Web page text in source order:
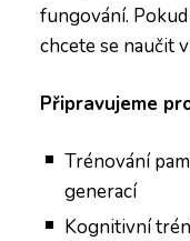
fungování.
chcete se naučit
Připravujeme
Trénování
generací
Kognitivní